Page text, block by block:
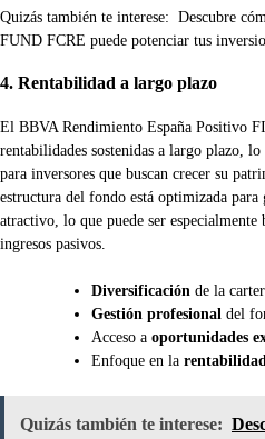
Quizás también te interese: Descubre
FUND FCRE puede potenciar tus
4. Rentabilidad a largo plazo
El BBVA Rendimiento España Positivo
rentabilidades sostenidas a largo plazo,
para inversores que buscan crecer su
estructura del fondo está optimizada
atractivo, lo que puede ser especialmente
ingresos pasivos.
Diversificación de la
Gestión profesional del
Acceso a oportunidades
Enfoque en la
Quizás también te interese: